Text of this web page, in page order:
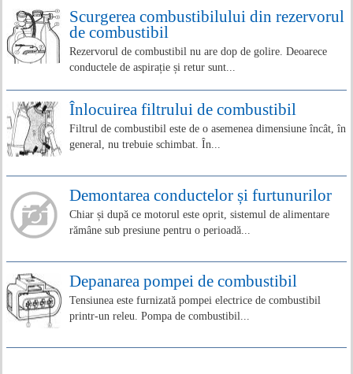
Scurgerea combustibilului din rezervorul
de combustibil
Rezervorul de combustibil nu are dop de golire. Deoarece
conductele de aspirație și retur sunt...
Înlocuirea filtrului de combustibil
Filtrul de combustibil este de o asemenea dimensiune încât, în
general, nu trebuie schimbat. În...
Demontarea conductelor și furtunurilor
Chiar și după ce motorul este oprit, sistemul de alimentare
rămâne sub presiune pentru o perioadă...
Depanarea pompei de combustibil
Tensiunea este furnizată pompei electrice de combustibil
printr-un releu. Pompa de combustibil...